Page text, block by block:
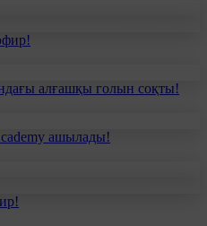
алғашқы голын соқты!
ашылады!